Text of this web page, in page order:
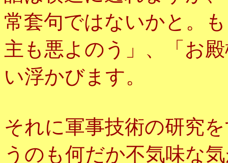
常套句ではないかと。
主も悪よのう」、「お
い浮かびます。
それに軍事技術の研究
うのも何だか不気味な